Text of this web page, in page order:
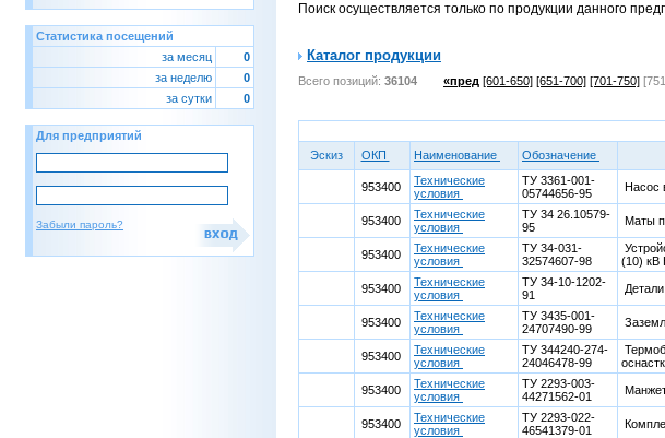
Статистика посещений
за месяц
0
за неделю
0
за сутки
0
Для предприятий
Забыли пароль?
Поиск осуществляется только по продукции данного
Каталог продукции
Всего позиций: 36104 «пред [601-650] [651-700] [701-750]
Эскиз
ОКП Наименование Обозначение
953400
Технические
условия
ТУ 3361-001-
05744656-95
Насос
953400
Технические
условия
ТУ 34 26.10579-
95
Маты
953400
Технические
условия
ТУ 34-031-
32574607-98
(10) кВ
953400
Технические
условия
ТУ 34-10-1202-
91
953400
Технические
условия
ТУ 3435-001-
24707490-99
953400
Технические
условия
ТУ 344240-274-
24046478-99
953400
Технические
условия
ТУ 2293-003-
44271562-01
953400
Технические
условия
ТУ 2293-022-
46541379-01